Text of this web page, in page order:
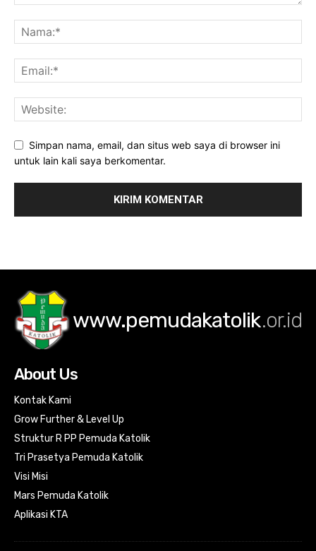
Simpan nama, email, dan situs web saya di browser ini
untuk lain kali saya berkomentar.
www.pemudakatolik.or.id
About Us
Kontak Kami
Grow Further & Level Up
Struktur R PP Pemuda Katolik
Tri Prasetya Pemuda Katolik
Visi Misi
Mars Pemuda Katolik
Aplikasi KTA